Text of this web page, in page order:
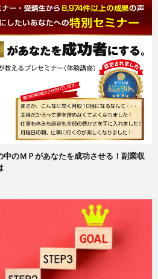
のＭＰがあなたを成功させる！副業収